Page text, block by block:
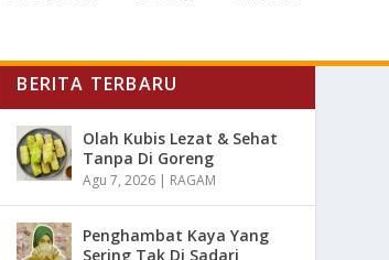
BERITA TERBARU
Olah Kubis Lezat & Sehat
Tanpa Di Goreng
Agu 7, 2026 | RAGAM
Penghambat Kaya Yang
Sering Tak Di Sadari